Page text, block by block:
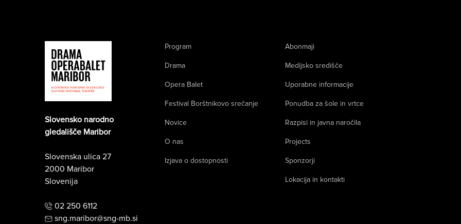
Slovensko narodno
gledališče Maribor
Slovenska ulica 27
2000 Maribor
Slovenija
02 250 6112
sng.maribor@sng-mb.si
Program
Drama
Opera Balet
Festival Borštnikovo srečanje
Novice
O nas
Izjava o dostopnosti
Abonmaji
Medijsko središče
Uporabne informacije
Ponudba za šole in vrtce
Razpisi in javna naročila
Projects
Sponzorji
Lokacija in kontakti